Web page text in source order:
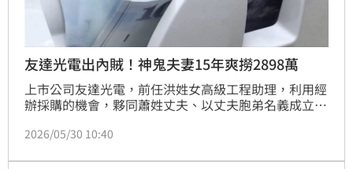
友達光電出內賊！神鬼夫妻15年爽撈2898萬
上市公司友達光電，前任洪姓女高級工程助理，利用經
辦採購的機會，夥同蕭姓丈夫、以丈夫胞弟名義成立
等市價，將內線消息傳給丈夫，先行搶購後再抬高報價
2026/05/30 10:40